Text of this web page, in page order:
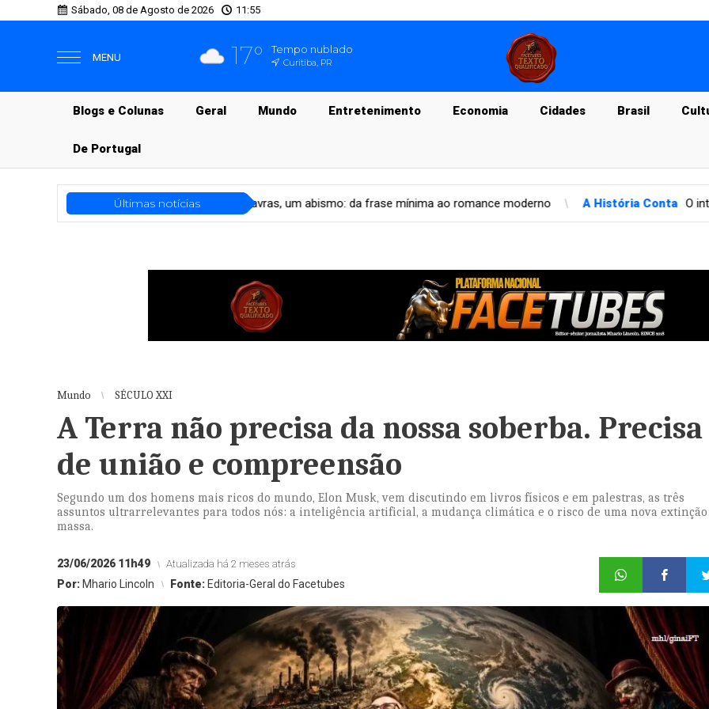
Sábado, 08 de Agosto de 2026 11:55
MENU 17° Tempo nublado
Curitiba, PR
Blogs e Colunas Geral Mundo Entretenimento Economia Cidades Brasil
De Portugal
Últimas notícias
Seis palavras, um abismo: da frase mínima ao romance moderno A História Conta O intelectual Odorico Mendes no
Mundo SÉCULO XXI
A Terra não precisa da nossa soberba. Precisa
de união e compreensão
Segundo um dos homens mais ricos do mundo, Elon Musk, vem discutindo em livros físicos e em palestras, as três
assuntos ultrarrelevantes para todos nós: a inteligência artificial, a mudança climática e o risco de uma nova extinção
massa.
23/06/2026 11h49 Atualizada há 2 meses atrás
Por: Mhario Lincoln Fonte: Editoria-Geral do Facetubes